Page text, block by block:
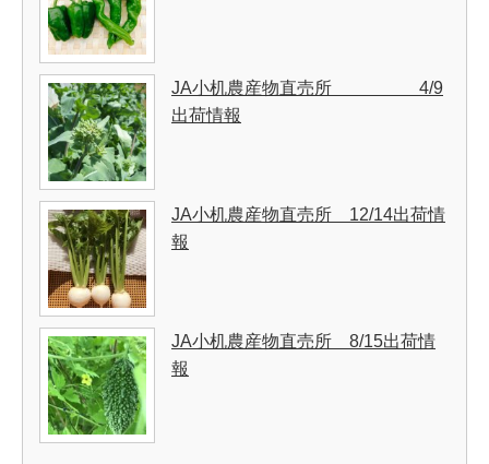
JA小机農産物直売所 4/9
出荷情報
JA小机農産物直売所 12/14出荷情
報
JA小机農産物直売所 8/15出荷情
報